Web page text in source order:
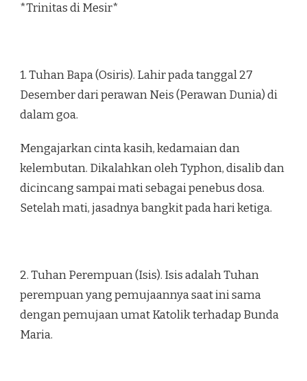
*Trinitas di Mesir*
1. Tuhan Bapa (Osiris). Lahir pada tanggal 27
Desember dari perawan Neis (Perawan Dunia) di
dalam goa.
Mengajarkan cinta kasih, kedamaian dan
kelembutan. Dikalahkan oleh Typhon, disalib dan
dicincang sampai mati sebagai penebus dosa.
Setelah mati, jasadnya bangkit pada hari ketiga.
2. Tuhan Perempuan (Isis). Isis adalah Tuhan
perempuan yang pemujaannya saat ini sama
dengan pemujaan umat Katolik terhadap Bunda
Maria.